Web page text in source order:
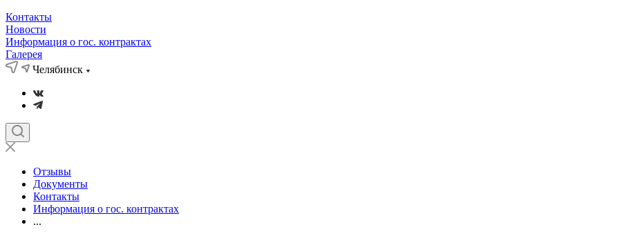
Контакты
Новости
Информация о гос. контрактах
Галерея
Челябинск
Отзывы
Документы
Контакты
Информация о гос. контрактах
...